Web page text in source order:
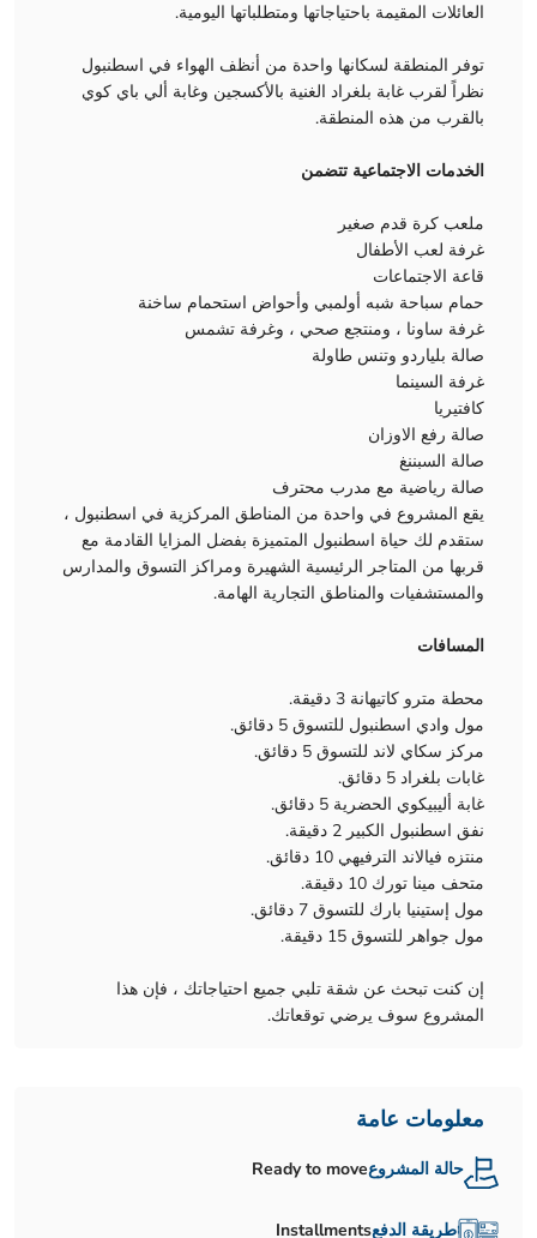
العائلات المقيمة باحتياجاتها ومتطلباتها اليومية.
توفر المنطقة لسكانها واحدة من أنظف الهواء في اسطنبول
نظراً لقرب غابة بلغراد الغنية بالأكسجين وغابة ألي باي كوي
بالقرب من هذه المنطقة.
الخدمات الاجتماعية تتضمن
ملعب كرة قدم صغير
غرفة لعب الأطفال
قاعة الاجتماعات
حمام سباحة شبه أولمبي وأحواض استحمام ساخنة
غرفة ساونا ، ومنتجع صحي ، وغرفة تشمس
صالة بلياردو وتنس طاولة
غرفة السينما
كافتيريا
صالة رفع الاوزان
صالة السبننغ
صالة رياضية مع مدرب محترف
يقع المشروع في واحدة من المناطق المركزية في اسطنبول ،
ستقدم لك حياة اسطنبول المتميزة بفضل المزايا القادمة مع
قربها من المتاجر الرئيسية الشهيرة ومراكز التسوق والمدارس
والمستشفيات والمناطق التجارية الهامة.
المسافات
محطة مترو كاتيهانة 3 دقيقة.
مول وادي اسطنبول للتسوق 5 دقائق.
مركز سكاي لاند للتسوق 5 دقائق.
غابات بلغراد 5 دقائق.
غابة أليبيكوي الحضرية 5 دقائق.
نفق اسطنبول الكبير 2 دقيقة.
منتزه فيالاند الترفيهي 10 دقائق.
متحف مينا تورك 10 دقيقة.
مول إستينيا بارك للتسوق 7 دقائق.
مول جواهر للتسوق 15 دقيقة.
إن كنت تبحث عن شقة تلبي جميع احتياجاتك ، فإن هذا
المشروع سوف يرضي توقعاتك.
معلومات عامة
حالة المشروعReady to move
طريقة الدفعInstallments